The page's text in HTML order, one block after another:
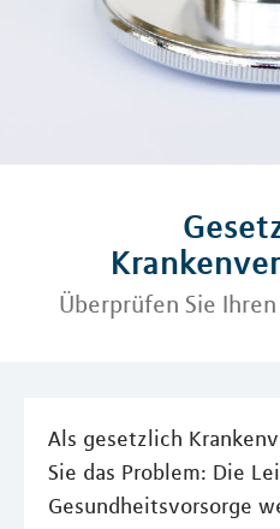
Überprüfen Sie
Als gesetzlich
Sie das Problem: Die
Gesundheitsvorsorge